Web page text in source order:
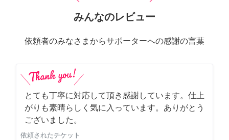
みんなのレビュー
依頼者のみなさまからサポーターへの感謝の言葉
とても丁寧に対応して頂き感謝しています。仕上
がりも素晴らしく気に入っています。ありがとう
ございました。
依頼されたチケット